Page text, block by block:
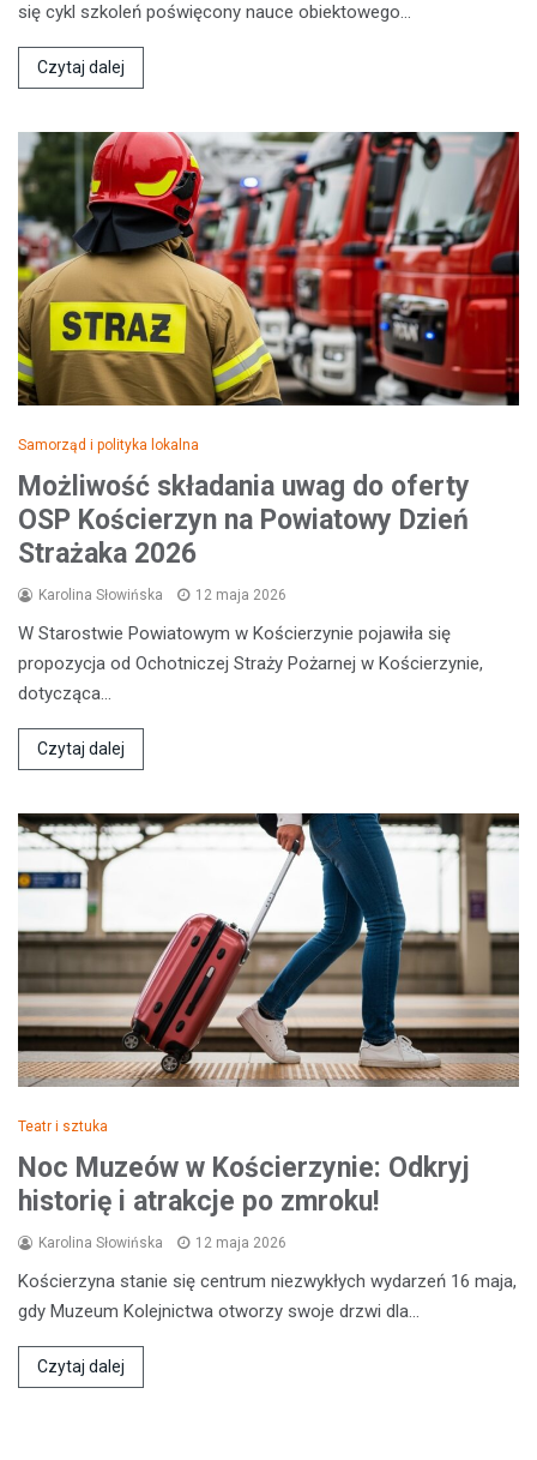
się cykl szkoleń poświęcony nauce obiektowego…
Czytaj dalej
Samorząd i polityka lokalna
Możliwość składania uwag do oferty
OSP Kościerzyn na Powiatowy Dzień
Strażaka 2026
Karolina Słowińska 12 maja 2026
W Starostwie Powiatowym w Kościerzynie pojawiła się
propozycja od Ochotniczej Straży Pożarnej w Kościerzynie,
dotycząca…
Czytaj dalej
Teatr i sztuka
Noc Muzeów w Kościerzynie: Odkryj
historię i atrakcje po zmroku!
Karolina Słowińska 12 maja 2026
Kościerzyna stanie się centrum niezwykłych wydarzeń 16 maja,
gdy Muzeum Kolejnictwa otworzy swoje drzwi dla…
Czytaj dalej